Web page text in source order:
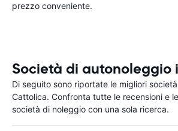
prezzo conveniente.
Società di autonoleggio
Di seguito sono riportate le migliori
Cattolica. Confronta tutte le recensioni e
società di noleggio con una sola ricerca.